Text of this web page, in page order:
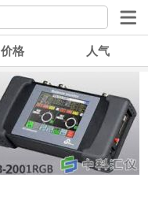
价格 人气